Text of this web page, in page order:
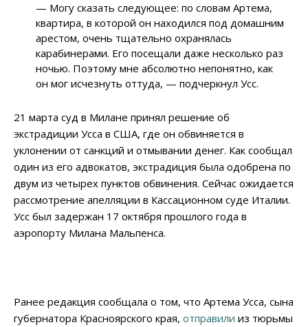
— Могу сказать следующее: по словам Артема,
квартира, в которой он находился под домашним
арестом, очень тщательно охранялась
карабинерами. Его посещали даже несколько раз
ночью. Поэтому мне абсолютно непонятно, как
он мог исчезнуть оттуда, — подчеркнул Усс.
21 марта суд в Милане принял решение об
экстрадиции Усса в США, где он обвиняется в
уклонении от санкций и отмывании денег. Как сообщал
один из его адвокатов, экстрадиция была одобрена по
двум из четырех пунктов обвинения. Сейчас ожидается
рассмотрение апелляции в Кассационном суде Италии.
Усс был задержан 17 октября прошлого года в
аэропорту Милана Мальпенса.
Ранее редакция сообщала о том, что Артема Усса, сына
губернатора Красноярского края, отправили из тюрьмы